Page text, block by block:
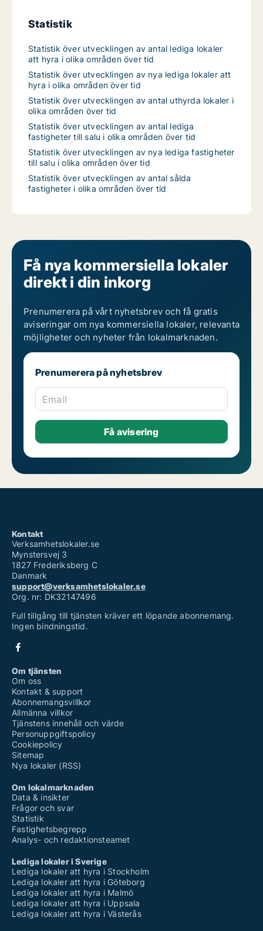
Statistik
Statistik över utvecklingen av antal lediga lokaler
att hyra i olika områden över tid
Statistik över utvecklingen av nya lediga lokaler att
hyra i olika områden över tid
Statistik över utvecklingen av antal uthyrda lokaler i
olika områden över tid
Statistik över utvecklingen av antal lediga
fastigheter till salu i olika områden över tid
Statistik över utvecklingen av nya lediga fastigheter
till salu i olika områden över tid
Statistik över utvecklingen av antal sålda
fastigheter i olika områden över tid
Få nya kommersiella lokaler
direkt i din inkorg
Prenumerera på vårt nyhetsbrev och få gratis
aviseringar om nya kommersiella lokaler, relevanta
möjligheter och nyheter från lokalmarknaden.
Prenumerera på nyhetsbrev
Email
Kontakt
Verksamhetslokaler.se
Mynstersvej 3
1827 Frederiksberg C
Danmark
support@verksamhetslokaler.se
Org. nr: DK32147496
Full tillgång till tjänsten kräver ett löpande abonnemang.
Ingen bindningstid.
Om tjänsten
Om oss
Kontakt & support
Abonnemangsvillkor
Allmänna villkor
Tjänstens innehåll och värde
Personuppgiftspolicy
Cookiepolicy
Sitemap
Nya lokaler (RSS)
Om lokalmarknaden
Data & insikter
Frågor och svar
Statistik
Fastighetsbegrepp
Analys- och redaktionsteamet
Lediga lokaler i Sverige
Lediga lokaler att hyra i Stockholm
Lediga lokaler att hyra i Göteborg
Lediga lokaler att hyra i Malmö
Lediga lokaler att hyra i Uppsala
Lediga lokaler att hyra i Västerås